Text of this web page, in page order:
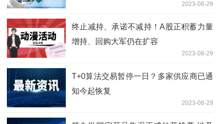
2023-08-29
终止减持、承诺不减持！A股正积蓄力量
增持、回购大军仍在扩容
2023-08-29
T+0算法交易暂停一日？多家供应商已通
知今起恢复
2023-08-29